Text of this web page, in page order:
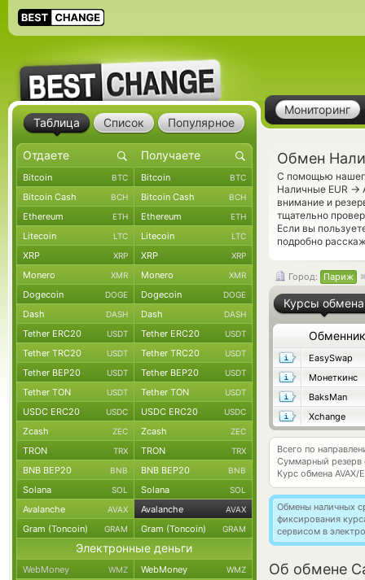
Мониторинг
Обмен
С помощью
Наличные EUR →
внимание и
тщательно
Если вы
подробно
Город: Париж
Курсы обмена
Обменник
EasySwap
Монеткинс
BaksMan
Xchange
Всего по
Суммарный резерв
Курс обмена AVAX/
Обмены наличных
фиксирования
сервисом в
Об обмене
Таблица Список Популярное
Bitcoin BTC Bitcoin BTC
Bitcoin Cash BCH Bitcoin Cash BCH
Ethereum ETH Ethereum ETH
Litecoin LTC Litecoin LTC
XRP XRP XRP XRP
Monero XMR Monero XMR
Dogecoin DOGE Dogecoin DOGE
Dash DASH Dash DASH
Tether ERC20 USDT Tether ERC20 USDT
Tether TRC20 USDT Tether TRC20 USDT
Tether BEP20 USDT Tether BEP20 USDT
Tether TON USDT Tether TON USDT
USDC ERC20 USDC USDC ERC20 USDC
Zcash ZEC Zcash ZEC
TRON TRX TRON TRX
BNB BEP20 BNB BNB BEP20 BNB
Solana SOL Solana SOL
Avalanche AVAX Avalanche AVAX
Gram (Toncoin) GRAM Gram (Toncoin) GRAM
Электронные деньги
WebMoney WMZ WebMoney WMZ